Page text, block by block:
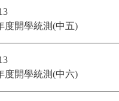
度開學統測(中五)
度開學統測(中六)